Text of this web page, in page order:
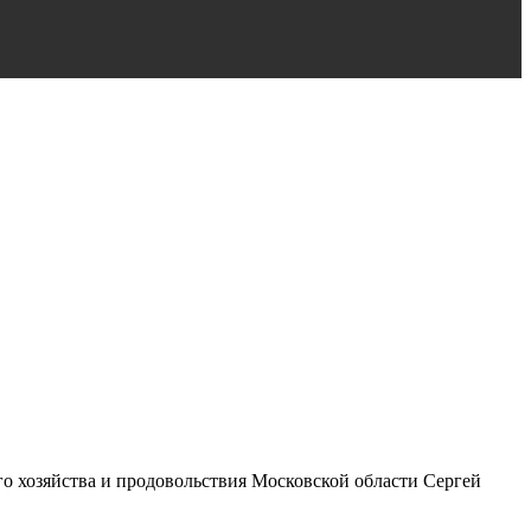
и продовольствия Московской области Сергей